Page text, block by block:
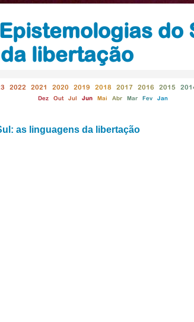
do
libertação
2022 2021 2020 2019 2018 2017 2016 2015
Dez Out Jul Jun Mai Abr Mar Fev Jan
as linguagens da libertação